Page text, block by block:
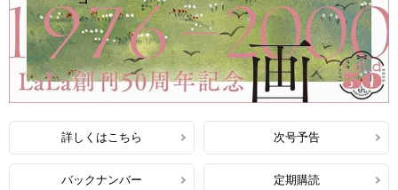
詳しくはこちら 次号予告
バックナンバー 定期購読